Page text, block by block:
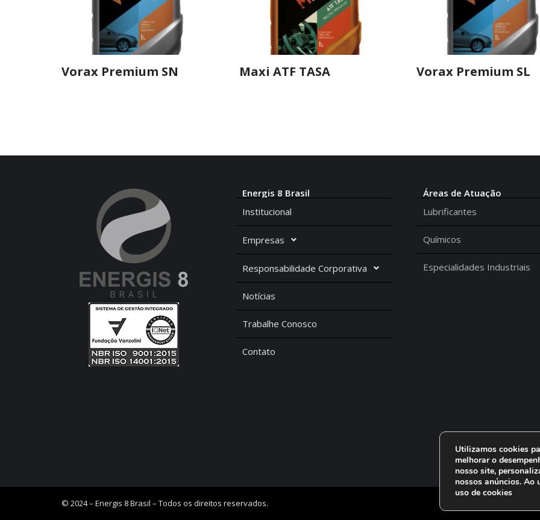
Vorax Premium SN Maxi ATF TASA Vorax Premium SL
Energis 8 Brasil
Institucional
Empresas
Responsabilidade Corporativa
Notícias
Trabalhe Conosco
Contato
Áreas de Atuação
Lubrificantes
Químicos
Especialidades Industriais
© 2024 – Energis 8 Brasil – Todos os direitos reservados.
Utilizamos cookies
melhorar o
nosso site,
nossos anúncios. Ao
uso de cookies